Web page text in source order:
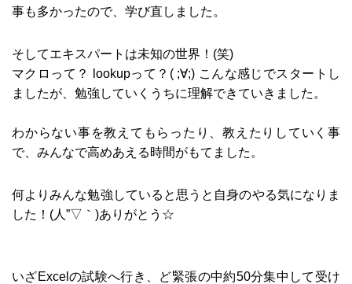
事も多かったので、学び直しました。
そしてエキスパートは未知の世界！(笑)
マクロって？ lookupって？( ;∀;) こんな感じでスタートし
ましたが、勉強していくうちに理解できていきました。
わからない事を教えてもらったり、教えたりしていく事
で、みんなで高めあえる時間がもてました。
何よりみんな勉強していると思うと自身のやる気になりま
した！(人”▽｀)ありがとう☆
いざExcelの試験へ行き、ど緊張の中約50分集中して受け